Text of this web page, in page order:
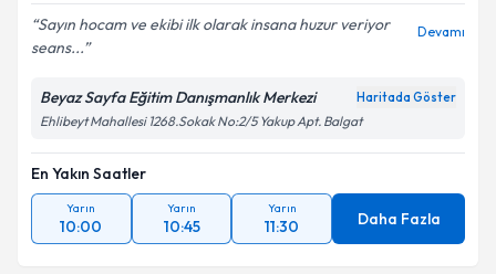
Sayın hocam ve ekibi ilk olarak insana huzur veriyor
seans...
Devamı
Beyaz Sayfa Eğitim Danışmanlık Merkezi Haritada Göster
Ehlibeyt Mahallesi 1268.Sokak No:2/5 Yakup Apt. Balgat
En Yakın Saatler
Yarın
10:00
Yarın
10:45
Yarın
11:30 Daha Fazla